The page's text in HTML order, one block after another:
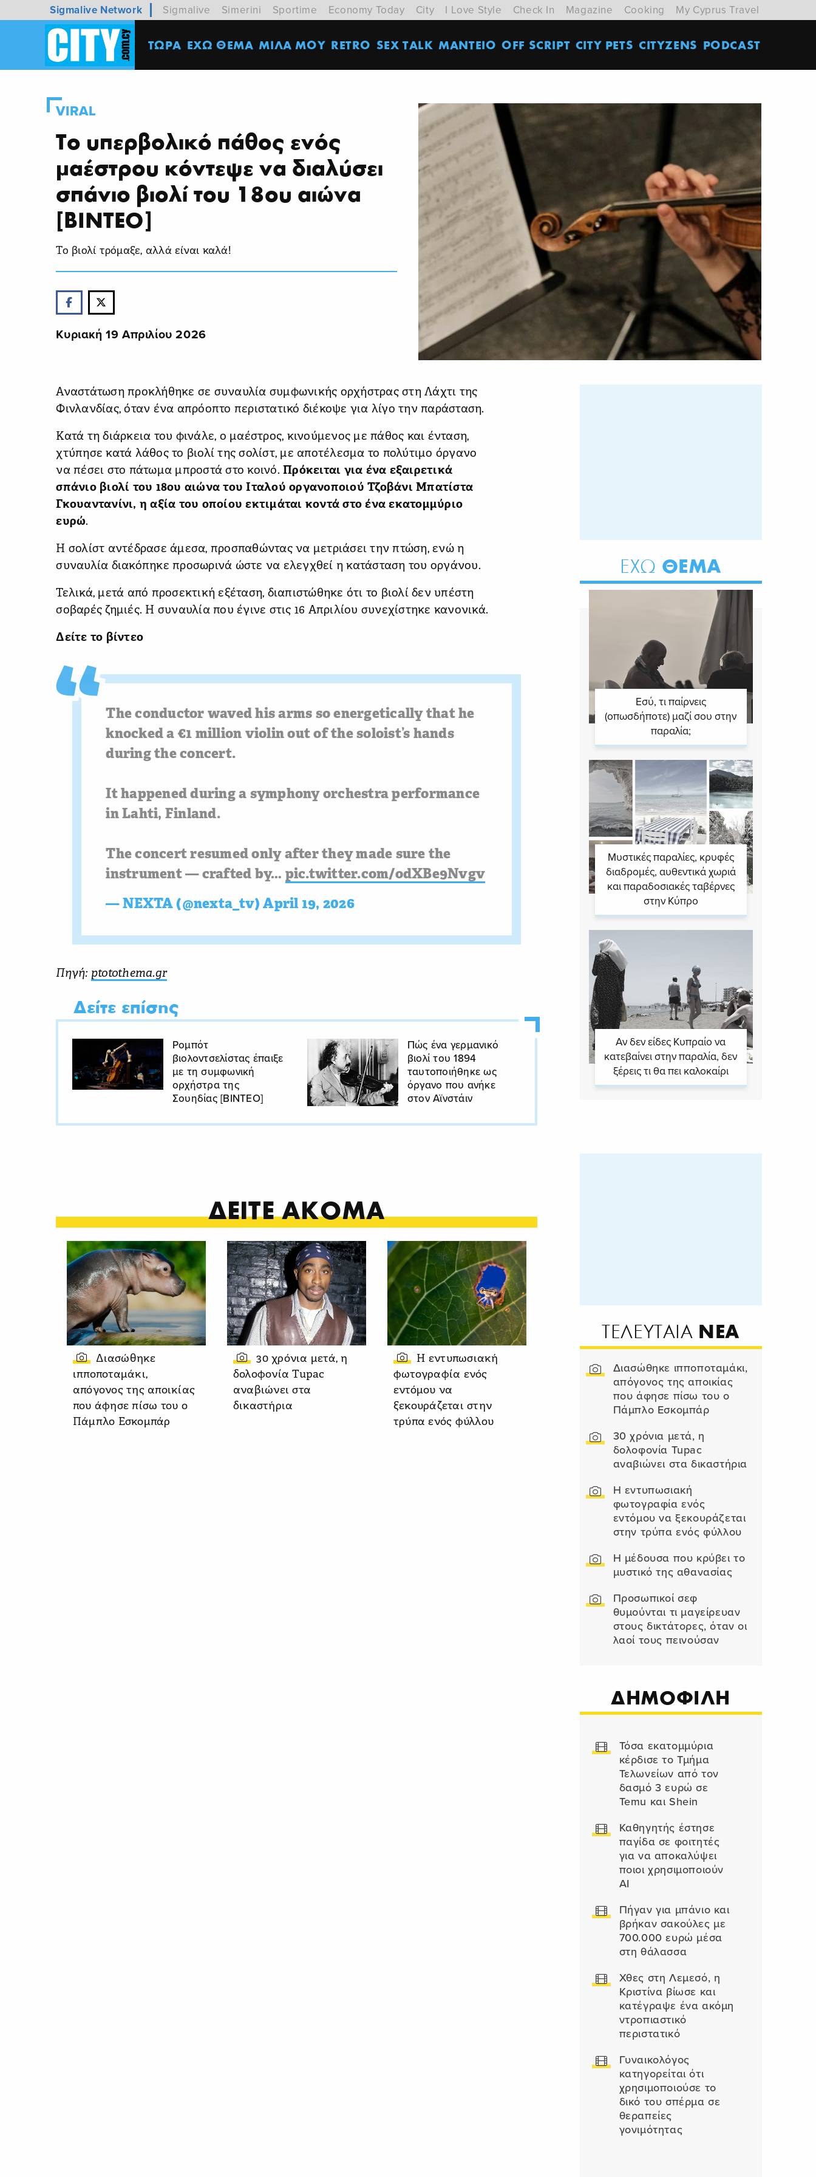
Sigmalive Network Sigmalive Simerini Sportime Economy Today City I Love Style Check In Magazine Cooking My Cyprus Travel
ΤΩΡΑ ΕΧΩ ΘΕΜΑ MΙΛΑ ΜΟΥ RETRO SEX TALK ΜΑΝΤΕΙΟ OFF SCRIPT CITY PETS CITYZENS PODCAST
VIRAL
Το υπερβολικό πάθος ενός
μαέστρου κόντεψε να διαλύσει
σπάνιο βιολί του 18ου αιώνα
[ΒΙΝΤΕΟ]
Το βιολί τρόμαξε, αλλά είναι καλά!
Κυριακή 19 Απριλίου 2026
Αναστάτωση προκλήθηκε σε συναυλία συμφωνικής ορχήστρας στη Λάχτι της
Φινλανδίας, όταν ένα απρόοπτο περιστατικό διέκοψε για λίγο την παράσταση.
Κατά τη διάρκεια του φινάλε, ο μαέστρος, κινούμενος με πάθος και ένταση,
χτύπησε κατά λάθος το βιολί της σολίστ, με αποτέλεσμα το πολύτιμο όργανο
να πέσει στο πάτωμα μπροστά στο κοινό.Πρόκειται για ένα εξαιρετικά
σπάνιο βιολί του 18ου αιώνα του Ιταλού οργανοποιού Τζοβάνι Μπατίστα
Γκουαντανίνι, η αξία του οποίου εκτιμάται κοντά στο ένα εκατομμύριο
ευρώ.
Η σολίστ αντέδρασε άμεσα, προσπαθώντας να μετριάσει την πτώση, ενώ η
συναυλία διακόπηκε προσωρινά ώστε να ελεγχθεί η κατάσταση του οργάνου.
Τελικά, μετά από προσεκτική εξέταση, διαπιστώθηκε ότι το βιολί δεν υπέστη
σοβαρές ζημιές. Η συναυλία που έγινε στις 16 Απριλίου συνεχίστηκε κανονικά.
Δείτε το βίντεο
The conductor waved his arms so energetically that he
knocked a €1 million violin out of the soloist’s hands
during the concert.
It happened during a symphony orchestra performance
in Lahti, Finland.
The concert resumed only after they made sure the
instrument — crafted by… pic.twitter.com/odXBe9Nvgv
— NEXTA (@nexta_tv)April 19, 2026
Πηγή: ptotothema.gr
Δείτε επίσης
Ρομπότ
βιολοντσελίστας έπαιξε
με τη συμφωνική
ορχήστρα της
Σουηδίας [ΒΙΝΤΕΟ]
Πώς ένα γερμανικό
βιολί του 1894
ταυτοποιήθηκε ως
όργανο που ανήκε
στον Αϊνστάιν
ΔΕΙΤΕ ΑΚΟΜΑ
Διασώθηκε
ιπποποταμάκι,
απόγονος της αποικίας
που άφησε πίσω του ο
Πάμπλο Εσκομπάρ
30 χρόνια μετά, η
δολοφονία Tupac
αναβιώνει στα
δικαστήρια
Η εντυπωσιακή
φωτογραφία ενός
εντόμου να
ξεκουράζεται στην
τρύπα ενός φύλλου
ΕΧΩ ΘΕΜΑ
Εσύ, τι παίρνεις
(οπωσδήποτε) μαζί σου στην
παραλία;
Μυστικές παραλίες, κρυφές
διαδρομές, αυθεντικά χωριά
και παραδοσιακές ταβέρνες
στην Κύπρο
Αν δεν είδες Κυπραίο να
κατεβαίνει στην παραλία, δεν
ξέρεις τι θα πει καλοκαίρι
ΤΕΛΕΥΤΑΙΑ ΝΕΑ
Διασώθηκε ιπποποταμάκι,
απόγονος της αποικίας
που άφησε πίσω του ο
Πάμπλο Εσκομπάρ
30 χρόνια μετά, η
δολοφονία Tupac
αναβιώνει στα δικαστήρια
Η εντυπωσιακή
φωτογραφία ενός
εντόμου να ξεκουράζεται
στην τρύπα ενός φύλλου
Η μέδουσα που κρύβει το
μυστικό της αθανασίας
Προσωπικοί σεφ
θυμούνται τι μαγείρευαν
στους δικτάτορες, όταν οι
λαοί τους πεινούσαν
ΔΗΜΟΦΙΛΗ
Τόσα εκατομμύρια
κέρδισε το Τμήμα
Τελωνείων από τον
δασμό 3 ευρώ σε
Temu και Shein
Καθηγητής έστησε
παγίδα σε φοιτητές
για να αποκαλύψει
ποιοι χρησιμοποιούν
AI
Πήγαν για μπάνιο και
βρήκαν σακούλες με
700.000 ευρώ μέσα
στη θάλασσα
Χθες στη Λεμεσό, η
Κριστίνα βίωσε και
κατέγραψε ένα ακόμη
ντροπιαστικό
περιστατικό
Γυναικολόγος
κατηγορείται ότι
χρησιμοποιούσε το
δικό του σπέρμα σε
θεραπείες
γονιμότητας